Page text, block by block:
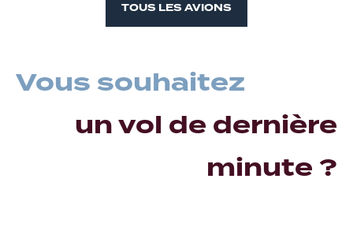
TOUS LES AVIONS
Vous souhaitez
un vol de dernière
minute ?